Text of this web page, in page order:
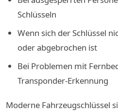
Schlüsseln
Wenn sich der Schlüssel
oder abgebrochen ist
Bei Problemen mit
Transponder-Erkennung
Moderne Fahrzeugschlüssel